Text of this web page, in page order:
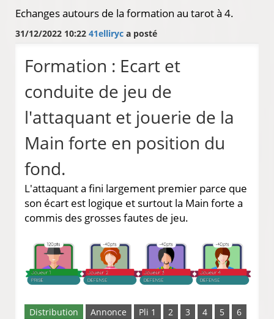
Echanges autours de la formation au tarot à 4.
31/12/2022 10:22 41elliryc a posté
Formation : Ecart et
conduite de jeu de
l'attaquant et jouerie de la
Main forte en position du
fond.
L'attaquant a fini largement premier parce que
son écart est logique et surtout la Main forte a
commis des grosses fautes de jeu.
Distribution Annonce Pli 1 2 3 4 5
6